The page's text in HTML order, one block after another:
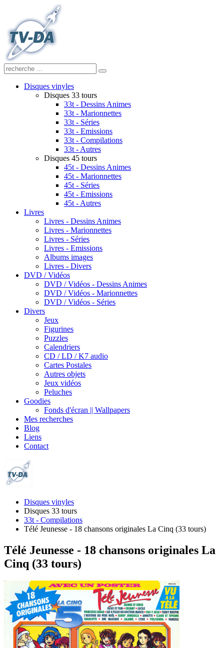
Disques vinyles
Disques 33 tours
33t - Dessins Animes
33t - Marionnettes
33t - Séries
33t - Emissions
33t - Compilations
33t - Autres
Disques 45 tours
45t - Dessins Animes
45t - Marionnettes
45t - Séries
45t - Emissions
45t - Autres
Livres
Livres - Dessins Animes
Livres - Marionnettes
Livres - Séries
Livres - Emissions
Albums images
Livres - Divers
DVD / Vidéos
DVD / Vidéos - Dessins Animes
DVD / Vidéos - Marionnettes
DVD / Vidéos - Séries
Divers
Jeux
Figurines
Puzzles
Calendriers
CD / LD / K7 audio
Cartes Postales
Autres objets
Jeux vidéos
Peluches
Goodies
Fonds d'écran || Wallpapers
Mes recherches
Blog
Liens
Contact
Disques vinyles
Disques 33 tours
33t - Compilations
Télé Jeunesse - 18 chansons originales La Cinq (33 tours)
Télé Jeunesse - 18 chansons originales La
Cinq (33 tours)